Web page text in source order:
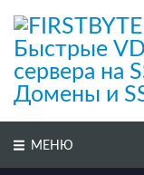
основному
содержимому
МЕНЮ